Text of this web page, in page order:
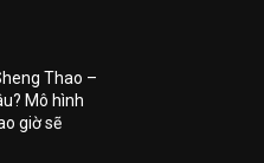
Thao –
Mô hình
giờ sẽ